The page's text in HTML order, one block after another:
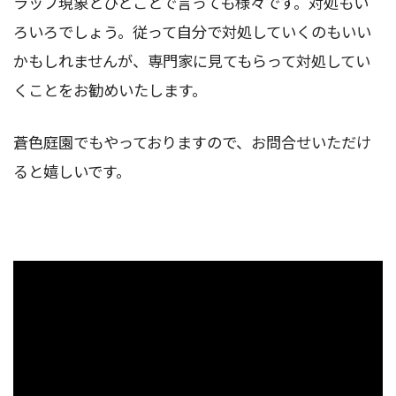
ろいろでしょう。従って自分で対処していくのもいい
かもしれませんが、専門家に見てもらって対処してい
くことをお勧めいたします。
蒼色庭園でもやっておりますので、お問合せいただけ
ると嬉しいです。